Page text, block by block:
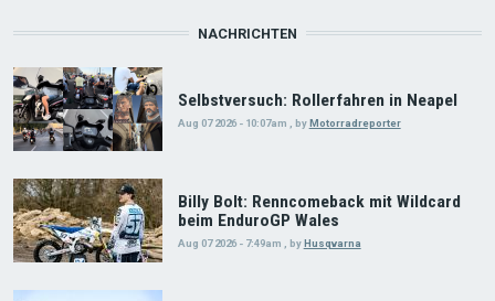
NACHRICHTEN
Selbstversuch: Rollerfahren in Neapel
Aug 07 2026 - 10:07am byMotorradreporter
Billy Bolt: Renncomeback mit Wildcard
beim EnduroGP Wales
Aug 07 2026 - 7:49am byHusqvarna